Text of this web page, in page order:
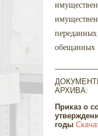
обещанных
АРХИВА:
Приказ о
годы